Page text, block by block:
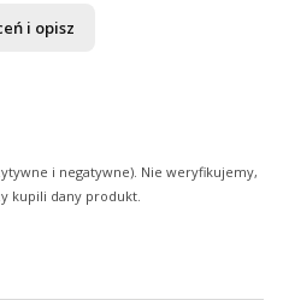
i opisz
i negatywne). Nie weryfikujemy,
kupili dany produkt.